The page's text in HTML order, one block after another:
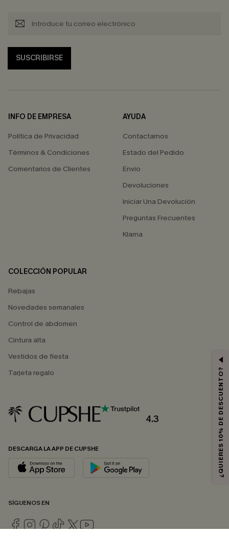
SUSCRIBIRSE
INFO DE EMPRESA
Política de Privacidad
Términos & Condiciones
Comentarios de Clientes
AYUDA
Contactarnos
Estado del Pedido
Envío
Devoluciones
Iniciar Una Devolución
Preguntas Frecuentes
Klarna
COLECCIÓN POPULAR
Rebajas
Novedades semanales
Control de abdomen
Cintura alta
Vestidos de fiesta
Tarjeta regalo
4.3
DESCARGA LA APP DE CUPSHE
SÍGUENOS EN
¿QUIERES 10% DE DESCUENTO?